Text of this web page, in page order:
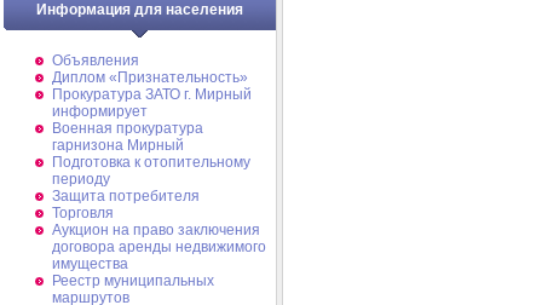
Информация для населения
Объявления
Диплом «Признательность»
Прокуратура ЗАТО г. Мирный
информирует
Военная прокуратура
гарнизона Мирный
Подготовка к отопительному
периоду
Защита потребителя
Торговля
Аукцион на право заключения
договора аренды недвижимого
имущества
Реестр муниципальных
маршрутов